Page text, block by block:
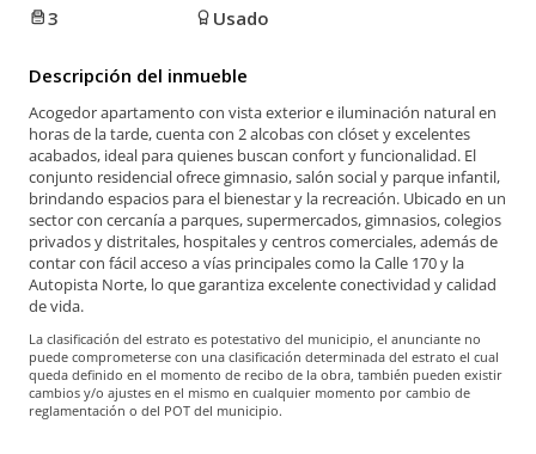
3 Usado
Descripción del inmueble
Acogedor apartamento con vista exterior e iluminación natural en
horas de la tarde, cuenta con 2 alcobas con clóset y excelentes
acabados, ideal para quienes buscan confort y funcionalidad. El
conjunto residencial ofrece gimnasio, salón social y parque infantil,
brindando espacios para el bienestar y la recreación. Ubicado en un
sector con cercanía a parques, supermercados, gimnasios, colegios
privados y distritales, hospitales y centros comerciales, además de
contar con fácil acceso a vías principales como la Calle 170 y la
Autopista Norte, lo que garantiza excelente conectividad y calidad
de vida.
La clasificación del estrato es potestativo del municipio, el anunciante no
puede comprometerse con una clasificación determinada del estrato el cual
queda definido en el momento de recibo de la obra, también pueden existir
cambios y/o ajustes en el mismo en cualquier momento por cambio de
reglamentación o del POT del municipio.